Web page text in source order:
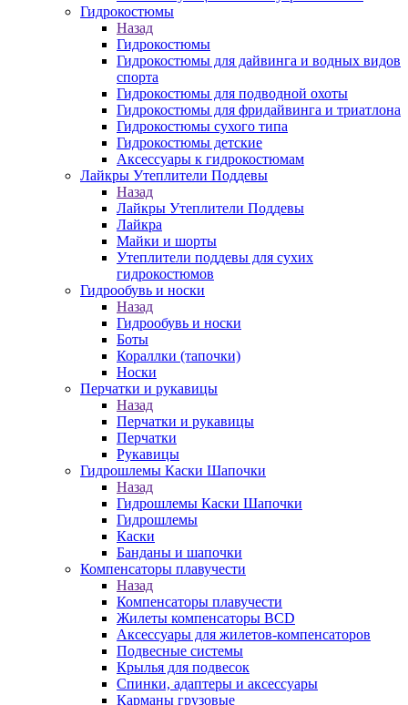
Гидрокостюмы
Назад
Гидрокостюмы
Гидрокостюмы для дайвинга и водных видов
спорта
Гидрокостюмы для подводной охоты
Гидрокостюмы для фридайвинга и триатлона
Гидрокостюмы сухого типа
Гидрокостюмы детские
Аксессуары к гидрокостюмам
Лайкры Утеплители Поддевы
Назад
Лайкры Утеплители Поддевы
Лайкра
Майки и шорты
Утеплители поддевы для сухих
гидрокостюмов
Гидрообувь и носки
Назад
Гидрообувь и носки
Боты
Кораллки (тапочки)
Носки
Перчатки и рукавицы
Назад
Перчатки и рукавицы
Перчатки
Рукавицы
Гидрошлемы Каски Шапочки
Назад
Гидрошлемы Каски Шапочки
Гидрошлемы
Каски
Банданы и шапочки
Компенсаторы плавучести
Назад
Компенсаторы плавучести
Жилеты компенсаторы BCD
Аксессуары для жилетов-компенсаторов
Подвесные системы
Крылья для подвесок
Спинки, адаптеры и аксессуары
Карманы грузовые